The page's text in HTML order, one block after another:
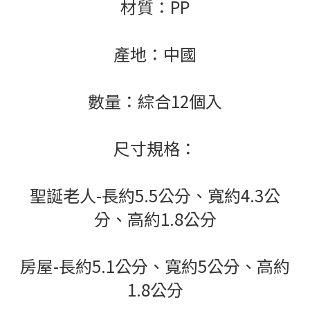
材質：PP
產地：中國
數量：綜合12個入
尺寸規格：
聖誕老人-長約5.5公分、寬約4.3公
分、高約1.8公分
房屋-長約5.1公分、寬約5公分、高約
1.8公分